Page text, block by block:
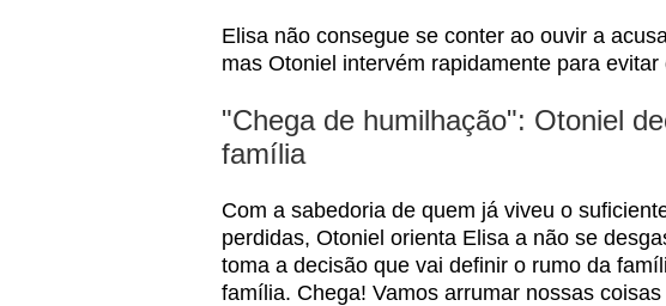
Elisa não consegue se conter ao ouvir a
mas Otoniel intervém rapidamente para
"Chega de humilhação": Otoniel
família
Com a sabedoria de quem já viveu o
perdidas, Otoniel orienta Elisa a não se
toma a decisão que vai definir o rumo da
família. Chega! Vamos arrumar nossas